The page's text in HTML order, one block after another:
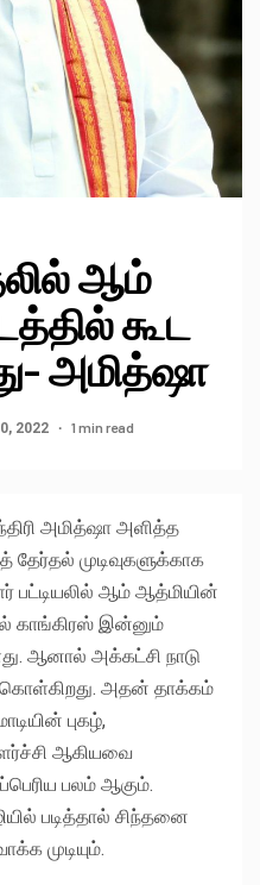
ஆம்
கூட
அமித்ஷா
2022 1 min read
அமித்ஷா அளித்த
தேர்தல் முடிவுகளுக்காக
பட்டியலில் ஆம் ஆத்மியின்
காங்கிரஸ் இன்னும்
ஆனால் அக்கட்சி நாடு
கொள்கிறது. அதன் தாக்கம்
புகழ்,
ஆகியவை
பலம் ஆகும்.
படித்தால் சிந்தனை
முடியும்.